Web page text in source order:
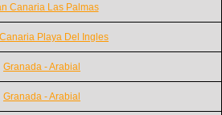
Canaria Las Palmas
Playa Del Ingles
Granada - Arabial
Granada - Arabial